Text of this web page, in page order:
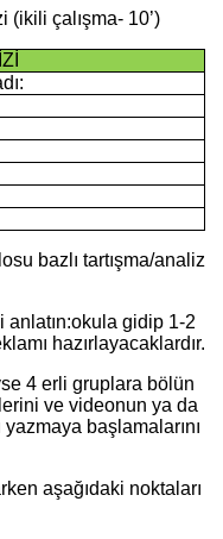
(ikili çalışma- 10’)
bazlı tartışma/analiz
gidip 1-2
hazırlayacaklardır.
4 erli gruplara bölün
ve videonun ya da
başlamalarını
aşağıdaki noktaları